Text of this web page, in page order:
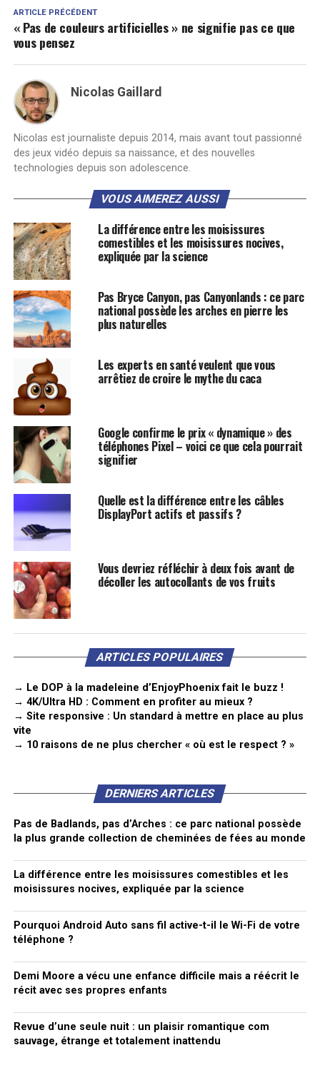
ARTICLE PRÉCÉDENT
« Pas de couleurs artificielles » ne signifie pas ce que
vous pensez
Nicolas Gaillard
Nicolas est journaliste depuis 2014, mais avant tout passionné
des jeux vidéo depuis sa naissance, et des nouvelles
technologies depuis son adolescence.
VOUS AIMEREZ AUSSI
La différence entre les moisissures
comestibles et les moisissures nocives,
expliquée par la science
Pas Bryce Canyon, pas Canyonlands : ce parc
national possède les arches en pierre les
plus naturelles
Les experts en santé veulent que vous
arrêtiez de croire le mythe du caca
Google confirme le prix « dynamique » des
téléphones Pixel – voici ce que cela pourrait
signifier
Quelle est la différence entre les câbles
DisplayPort actifs et passifs ?
Vous devriez réfléchir à deux fois avant de
décoller les autocollants de vos fruits
ARTICLES POPULAIRES
→ Le DOP à la madeleine d’EnjoyPhoenix fait le buzz !
→ 4K/Ultra HD : Comment en profiter au mieux ?
→ Site responsive : Un standard à mettre en place au plus
vite
→ 10 raisons de ne plus chercher « où est le respect ? »
DERNIERS ARTICLES
Pas de Badlands, pas d’Arches : ce parc national possède
la plus grande collection de cheminées de fées au monde
La différence entre les moisissures comestibles et les
moisissures nocives, expliquée par la science
Pourquoi Android Auto sans fil active-t-il le Wi-Fi de votre
téléphone ?
Demi Moore a vécu une enfance difficile mais a réécrit le
récit avec ses propres enfants
Revue d’une seule nuit : un plaisir romantique com
sauvage, étrange et totalement inattendu